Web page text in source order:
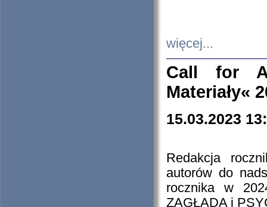
więcej...
Call for
Materiały«
15.03.2023
Redakcja
autorów do
rocznika w
ZAGŁADA i